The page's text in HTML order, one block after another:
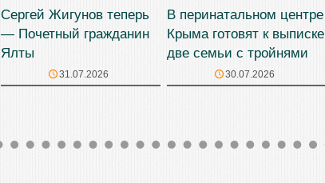
Сергей Жигунов теперь
— Почетный гражданин
Ялты
31.07.2026
В перинатальном центре
Крыма готовят к выписке
две семьи с тройнями
30.07.2026